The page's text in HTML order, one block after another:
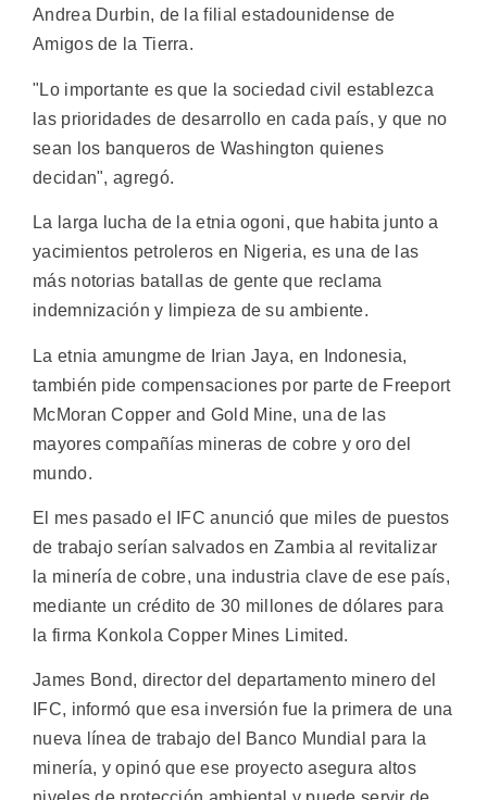
Andrea Durbin, de la filial estadounidense de
Amigos de la Tierra.
"Lo importante es que la sociedad civil establezca
las prioridades de desarrollo en cada país, y que no
sean los banqueros de Washington quienes
decidan", agregó.
La larga lucha de la etnia ogoni, que habita junto a
yacimientos petroleros en Nigeria, es una de las
más notorias batallas de gente que reclama
indemnización y limpieza de su ambiente.
La etnia amungme de Irian Jaya, en Indonesia,
también pide compensaciones por parte de Freeport
McMoran Copper and Gold Mine, una de las
mayores compañías mineras de cobre y oro del
mundo.
El mes pasado el IFC anunció que miles de puestos
de trabajo serían salvados en Zambia al revitalizar
la minería de cobre, una industria clave de ese país,
mediante un crédito de 30 millones de dólares para
la firma Konkola Copper Mines Limited.
James Bond, director del departamento minero del
IFC, informó que esa inversión fue la primera de una
nueva línea de trabajo del Banco Mundial para la
minería, y opinó que ese proyecto asegura altos